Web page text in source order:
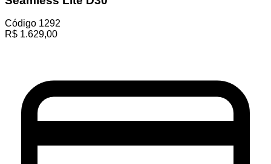
Código 1292
R$ 1.629,00